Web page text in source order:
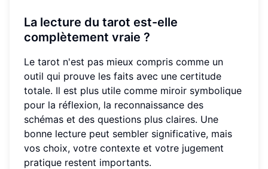
La lecture du tarot est-elle
complètement vraie ?
Le tarot n'est pas mieux compris comme un
outil qui prouve les faits avec une certitude
totale. Il est plus utile comme miroir symbolique
pour la réflexion, la reconnaissance des
schémas et des questions plus claires. Une
bonne lecture peut sembler significative, mais
vos choix, votre contexte et votre jugement
pratique restent importants.